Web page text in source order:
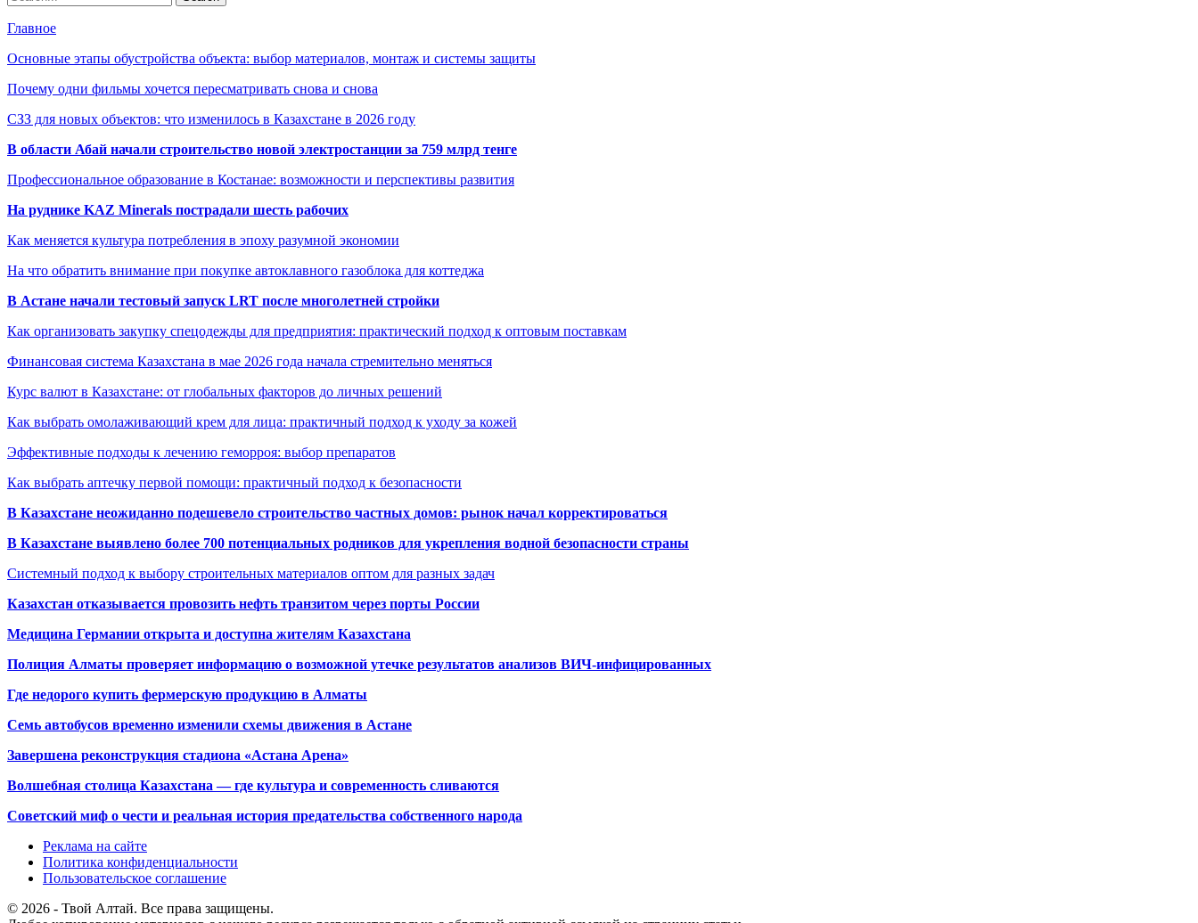
Главное
Основные этапы обустройства объекта: выбор материалов, монтаж и системы защиты
Почему одни фильмы хочется пересматривать снова и снова
СЗЗ для новых объектов: что изменилось в Казахстане в 2026 году
В области Абай начали строительство новой электростанции за 759 млрд тенге
Профессиональное образование в Костанае: возможности и перспективы развития
На руднике KAZ Minerals пострадали шесть рабочих
Как меняется культура потребления в эпоху разумной экономии
На что обратить внимание при покупке автоклавного газоблока для коттеджа
В Астане начали тестовый запуск LRT после многолетней стройки
Как организовать закупку спецодежды для предприятия: практический подход к оптовым поставкам
Финансовая система Казахстана в мае 2026 года начала стремительно меняться
Курс валют в Казахстане: от глобальных факторов до личных решений
Как выбрать омолаживающий крем для лица: практичный подход к уходу за кожей
Эффективные подходы к лечению геморроя: выбор препаратов
Как выбрать аптечку первой помощи: практичный подход к безопасности
В Казахстане неожиданно подешевело строительство частных домов: рынок начал корректироваться
В Казахстане выявлено более 700 потенциальных родников для укрепления водной безопасности страны
Системный подход к выбору строительных материалов оптом для разных задач
Казахстан отказывается провозить нефть транзитом через порты России
Медицина Германии открыта и доступна жителям Казахстана
Полиция Алматы проверяет информацию о возможной утечке результатов анализов ВИЧ-инфицированных
Где недорого купить фермерскую продукцию в Алматы
Семь автобусов временно изменили схемы движения в Астане
Завершена реконструкция стадиона «Астана Арена»
Волшебная столица Казахстана — где культура и современность сливаются
Советский миф о чести и реальная история предательства собственного народа
Реклама на сайте
Политика конфиденциальности
Пользовательское соглашение
© 2026 - Твой Алтай. Все права защищены.